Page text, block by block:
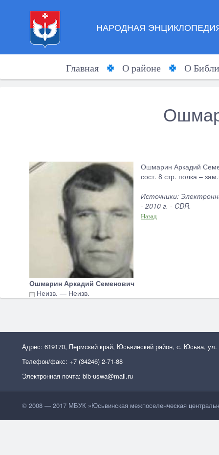
НАРОДНАЯ
Главная О районе О
Ошмарин Аркадий Семенович
Неизв. — Неизв.
Ошмарин Аркадий
сост. 8 стр. полка –
Источники:
- 2010 г. - CDR.
Назад
Адрес: 619170, Пермский край, Юсьвинский район, с. Юсьва, ул.
Телефон/факс: +7 (34246) 2-71-88
Электронная почта: bib-uswa@mail.ru
© 2008 — 2017 МБУК »Юсьвинская межпоселенческая